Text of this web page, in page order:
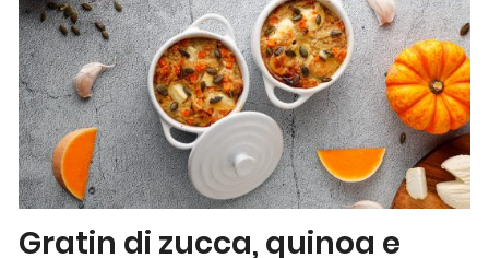
Gratin di zucca, quinoa e